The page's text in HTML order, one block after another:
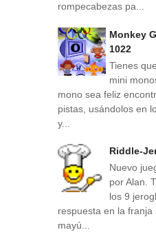
rompecabezas pa...
Monkey
1022
Tienes
mini
mono sea feliz
pistas, usándolos en
y...
Riddle-
Nuevo
por Alan.
los 9
respuesta en la
mayú...